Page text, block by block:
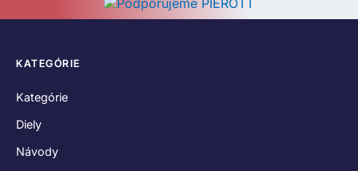
KATEGÓRIE
Kategórie
Diely
Návody